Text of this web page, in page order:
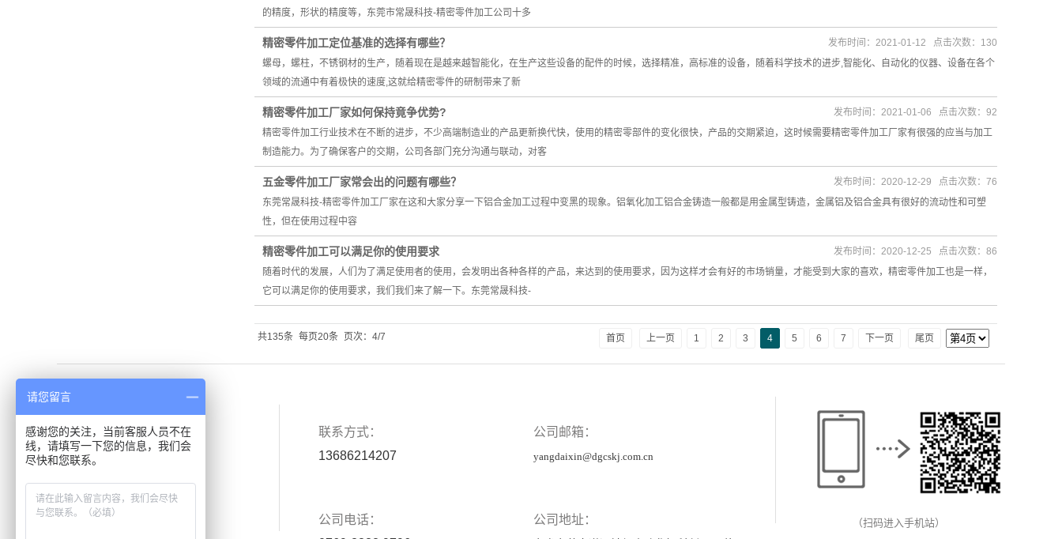
的精度，形状的精度等，东莞市常晟科技-精密零件加工公司十多
精密零件加工定位基准的选择有哪些？
螺母，螺柱，不锈钢材的生产，随着现在是越来越智能化，在生产这些设备的配件的时候，选择精准，高标准的设备，随着科学技术的进步,智能化、自动化的仪器、设备在各个
领域的流通中有着极快的速度,这就给精密零件的研制带来了新
发布时间：2021-01-12 点击次数：130
精密零件加工厂家如何保持竟争优势?
精密零件加工行业技术在不断的进步，不少高端制造业的产品更新换代快，使用的精密零部件的变化很快，产品的交期紧迫，这时候需要精密零件加工厂家有很强的应当与加工
制造能力。为了确保客户的交期，公司各部门充分沟通与联动，对客
发布时间：2021-01-06 点击次数：92
五金零件加工厂家常会出的问题有哪些？
东莞常晟科技-精密零件加工厂家在这和大家分享一下铝合金加工过程中变黑的现象。铝氧化加工铝合金铸造一般都是用金属型铸造，金属铝及铝合金具有很好的流动性和可塑
性，但在使用过程中容
发布时间：2020-12-29 点击次数：76
精密零件加工可以满足你的使用要求
随着时代的发展，人们为了满足使用者的使用，会发明出各种各样的产品，来达到的使用要求，因为这样才会有好的市场销量，才能受到大家的喜欢，精密零件加工也是一样，
它可以满足你的使用要求，我们我们来了解一下。东莞常晟科技-
发布时间：2020-12-25 点击次数：86
共135条 每页20条 页次：4/7 首页 上一页 1 2 3 4 5 6 7 下一页 尾页
首页 关于我们
产品中心 应用案例
厂房设备 新闻中心
联系我们
联系方式：
13686214207
公司邮箱：
yangdaixin@dgcskj.com.cn
公司电话：
公司地址： （扫码进入手机站）
请您留言
感谢您的关注，当前客服人员不在
线，请填写一下您的信息，我们会
尽快和您联系。